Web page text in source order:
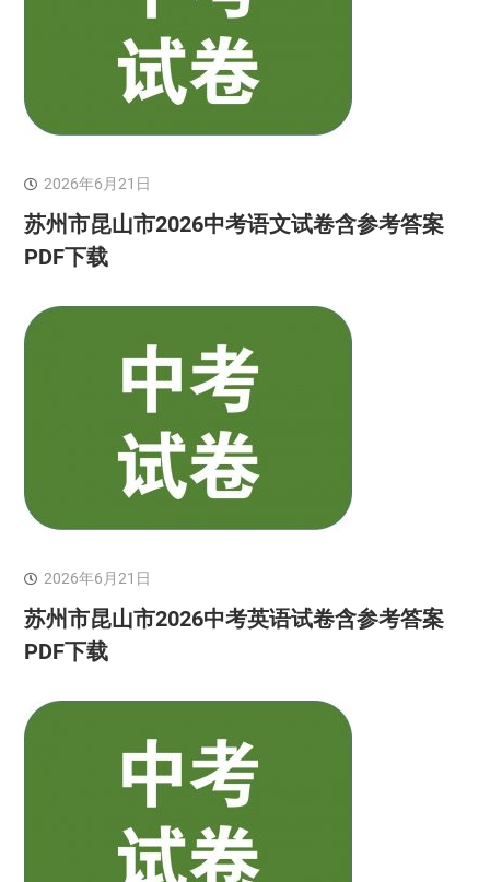
2026年6月21日
苏州市昆山市2026中考语文试卷含参考答案
PDF下载
2026年6月21日
苏州市昆山市2026中考英语试卷含参考答案
PDF下载